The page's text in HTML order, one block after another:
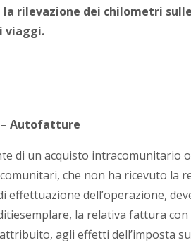
rilevazione dei chilometri
viaggi.
Autofatture
di un acquisto intracomunitario
che non ha ricevuto la
effettuazione dell’operazione,
la relativa fattura con
agli effetti dell’imposta